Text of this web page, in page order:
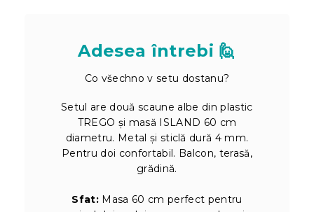
Adesea întrebi 🙋
Co všechno v setu dostanu?
Setul are două scaune albe din plastic
TREGO și masă ISLAND 60 cm
diametru. Metal și sticlă dură 4 mm.
Pentru doi confortabil. Balcon, terasă,
grădină.
Sfat: Masa 60 cm perfect pentru